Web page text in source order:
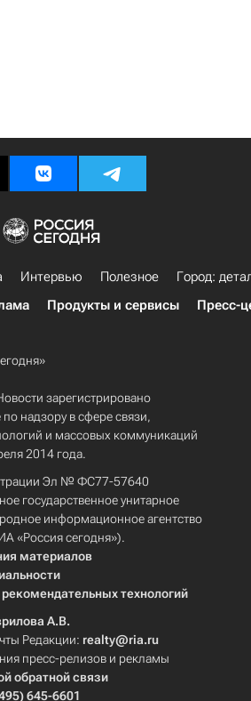
Интервью Полезное
Город:
Продукты и сервисы Пресс-
зарегистрировано
надзору в сфере связи,
и массовых коммуникаций
2014 года.
Эл № ФС77-57640
государственное унитарное
информационное агентство
«Россия сегодня»).
материалов
технологий
А.В.
Редакции: realty@ria.ru
пресс-релизов и рекламы
обратной связи
645-6601